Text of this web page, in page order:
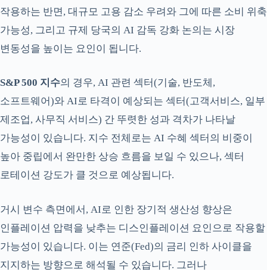
작용하는 반면, 대규모 고용 감소 우려와 그에 따른 소비 위축
가능성, 그리고 규제 당국의 AI 감독 강화 논의는 시장
변동성을 높이는 요인이 됩니다.
S&P 500 지수의 경우, AI 관련 섹터(기술, 반도체,
소프트웨어)와 AI로 타격이 예상되는 섹터(고객서비스, 일부
제조업, 사무직 서비스) 간 뚜렷한 성과 격차가 나타날
가능성이 있습니다. 지수 전체로는 AI 수혜 섹터의 비중이
높아 중립에서 완만한 상승 흐름을 보일 수 있으나, 섹터
로테이션 강도가 클 것으로 예상됩니다.
거시 변수 측면에서, AI로 인한 장기적 생산성 향상은
인플레이션 압력을 낮추는 디스인플레이션 요인으로 작용할
가능성이 있습니다. 이는 연준(Fed)의 금리 인하 사이클을
지지하는 방향으로 해석될 수 있습니다. 그러나